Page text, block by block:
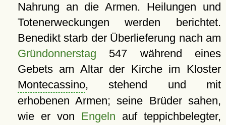
Nahrung an die Armen. Heilungen und
Totenerweckungen werden berichtet.
Benedikt starb der Überlieferung nach am
Gründonnerstag 547 während eines
Gebets am Altar der Kirche im Kloster
Montecassino, stehend und mit
erhobenen Armen; seine Brüder sahen,
wie er von Engeln auf teppichbelegter,